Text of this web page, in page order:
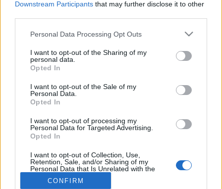
Downstream Participants that may further disclose it to other
Please note that this website/app uses one or more Google
not limited to your visit or usage behaviour. You may click to
grant or deny consent to Google and its third-party tags to
use your data for below specified purposes in below Google
consent section.
Personal Data Processing Opt Outs
I want to opt-out of the Sharing of my
personal data.
Opted In
I want to opt-out of the Sale of my
Personal Data.
Opted In
I want to opt-out of processing my
Personal Data for Targeted Advertising.
Opted In
I want to opt-out of Collection, Use,
Retention, Sale, and/or Sharing of my
Personal Data that Is Unrelated with the
Purposes for which it was collected.
Opted Out
CONFIRM
Hideg